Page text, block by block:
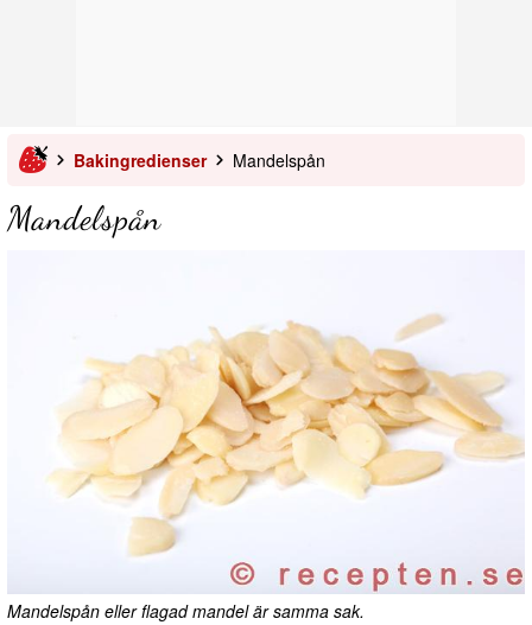
Bakingredienser Mandelspån
Mandelspån
Mandelspån eller flagad mandel är samma sak.